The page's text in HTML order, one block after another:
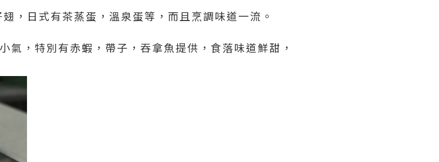
，日式有茶蒸蛋，溫泉蛋等，而且烹調味道一流。
氣，特別有赤蝦，帶子，吞拿魚提供，食落味道鮮甜，